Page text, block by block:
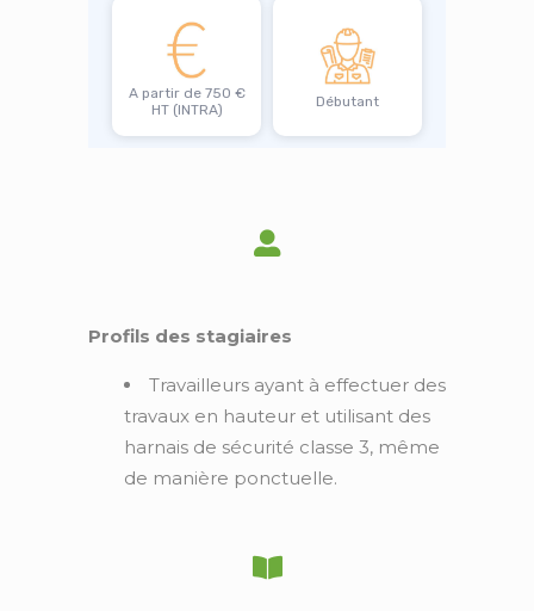
A partir de 750 €
HT (INTRA)
Débutant
Profils des stagiaires
Travailleurs ayant à effectuer des
travaux en hauteur et utilisant des
harnais de sécurité classe 3, même
de manière ponctuelle.